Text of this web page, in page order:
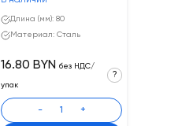
Длина (мм): 80
Материал: Сталь
16.80 BYN без НДС/
упак
?
- +